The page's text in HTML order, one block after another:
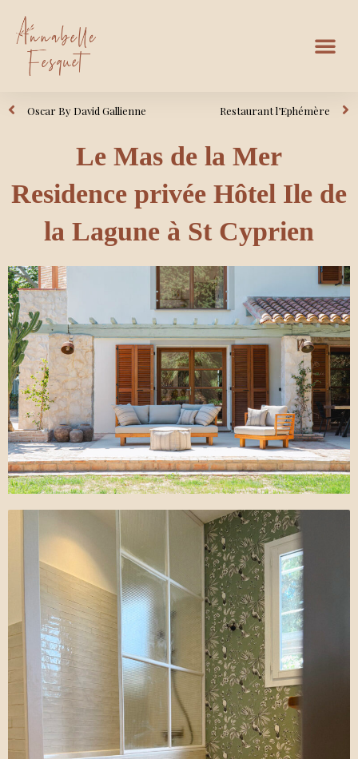
Oscar By David Gallienne Restaurant l’Ephémère
Le Mas de la Mer
Residence privée Hôtel Ile de
la Lagune à St Cyprien